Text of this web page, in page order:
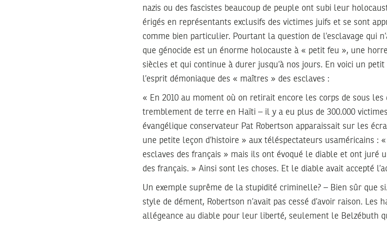
nazis ou des fascistes beaucoup de peuple ont subi leur
érigés en représentants exclusifs des victimes juifs et se sont
comme bien particulier. Pourtant la question de l’esclavage qui
que génocide est un énorme holocauste à « petit feu », une
siècles et qui continue à durer jusqu’à nos jours. En voici un
l’esprit démoniaque des « maîtres » des esclaves :
« En 2010 au moment où on retirait encore les corps de sous les
tremblement de terre en Haïti – il y a eu plus de 300.000
évangélique conservateur Pat Robertson apparaissait sur les
une petite leçon d’histoire » aux téléspectateurs usaméricains :
esclaves des français » mais ils ont évoqué le diable et ont juré
des français. » Ainsi sont les choses. Et le diable avait accepté
Un exemple suprême de la stupidité criminelle? – Bien sûr que
style de dément, Robertson n’avait pas cessé d’avoir raison. Les
allégeance au diable pour leur liberté, seulement le Belzébuth